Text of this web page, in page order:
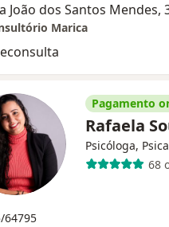
João dos Santos Mendes,
Marica
Pagamento
Rafaela
Psicóloga,
68
64795